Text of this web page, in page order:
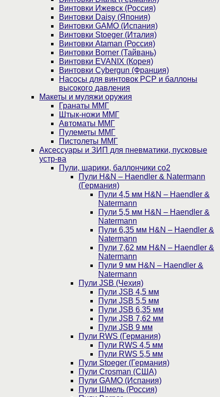
Винтовки Ижевск (Россия)
Винтовки Daisy (Япония)
Винтовки GAMO (Испания)
Винтовки Stoeger (Италия)
Винтовки Ataman (Россия)
Винтовки Borner (Тайвань)
Винтовки EVANIX (Корея)
Винтовки Cybergun (Франция)
Насосы для винтовок PCP и баллоны
высокого давления
Макеты и муляжи оружия
Гранаты ММГ
Штык-ножи ММГ
Автоматы ММГ
Пулеметы ММГ
Пистолеты ММГ
Аксессуары и ЗИП для пневматики, пусковые
устр-ва
Пули, шарики, баллончики со2
Пули H&N – Haendler & Natermann
(Германия)
Пули 4,5 мм H&N – Haendler &
Natermann
Пули 5,5 мм H&N – Haendler &
Natermann
Пули 6,35 мм H&N – Haendler &
Natermann
Пули 7,62 мм H&N – Haendler &
Natermann
Пули 9 мм H&N – Haendler &
Natermann
Пули JSB (Чехия)
Пули JSB 4,5 мм
Пули JSB 5,5 мм
Пули JSB 6,35 мм
Пули JSB 7,62 мм
Пули JSB 9 мм
Пули RWS (Германия)
Пули RWS 4,5 мм
Пули RWS 5,5 мм
Пули Stoeger (Германия)
Пули Crosman (США)
Пули GAMO (Испания)
Пули Шмель (Россия)